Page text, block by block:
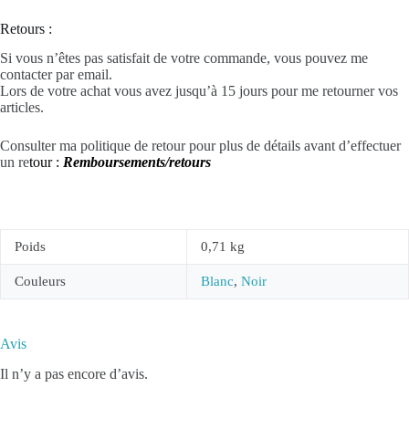
Retours :
Si vous n’êtes pas satisfait de votre commande, vous pouvez me
contacter par email.
Lors de votre achat vous avez jusqu’à 15 jours pour me retourner vos
articles.
Consulter ma politique de retour pour plus de détails avant d’effectuer
un retour : Remboursements/retours
Poids 0,71 kg
Couleurs Blanc, Noir
Avis
Il n’y a pas encore d’avis.